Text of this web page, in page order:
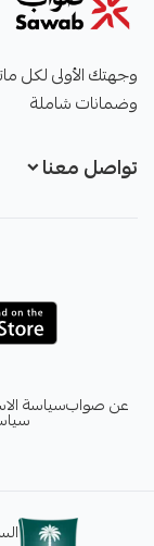
وجهتك الأولى لكل
وضمانات شاملة
تواصل معنا
عن صوابسياسة